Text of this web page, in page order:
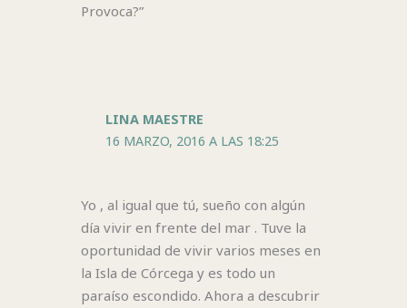
Provoca?”
LINA MAESTRE
16 MARZO, 2016 A LAS 18:25
Yo , al igual que tú, sueño con algún
día vivir en frente del mar . Tuve la
oportunidad de vivir varios meses en
la Isla de Córcega y es todo un
paraíso escondido. Ahora a descubrir